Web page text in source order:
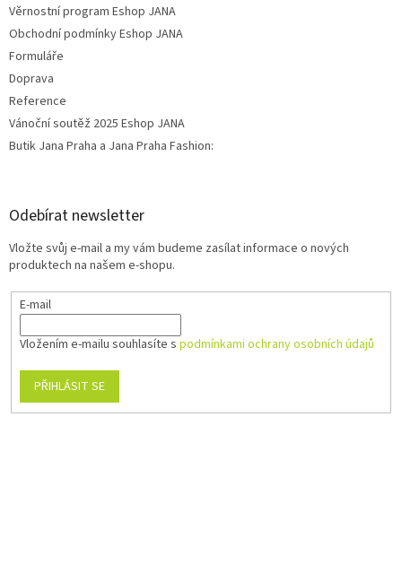
Věrnostní program Eshop JANA
Obchodní podmínky Eshop JANA
Formuláře
Doprava
Reference
Vánoční soutěž 2025 Eshop JANA
Butik Jana Praha a Jana Praha Fashion:
Odebírat newsletter
Vložte svůj e-mail a my vám budeme zasílat informace o nových
produktech na našem e-shopu.
E-mail
Vložením e-mailu souhlasíte s podmínkami ochrany osobních údajů
PŘIHLÁSIT SE